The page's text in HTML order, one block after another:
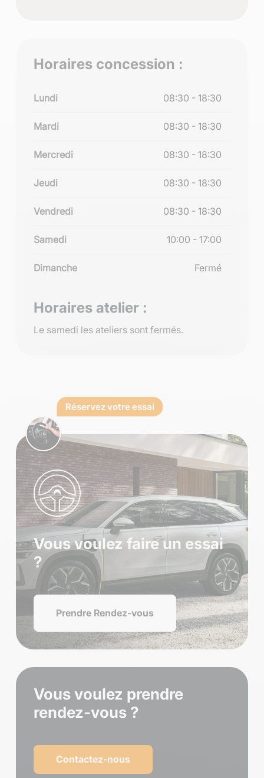
Horaires concession :
Lundi 08:30 - 18:30
Mardi 08:30 - 18:30
Mercredi 08:30 - 18:30
Jeudi 08:30 - 18:30
Vendredi 08:30 - 18:30
Samedi 10:00 - 17:00
Dimanche Fermé
Horaires atelier :
Le samedi les ateliers sont fermés.
Réservez votre essai
Vous voulez faire un essai
?
Prendre Rendez-vous
Vous voulez prendre
rendez-vous ?
Contactez-nous